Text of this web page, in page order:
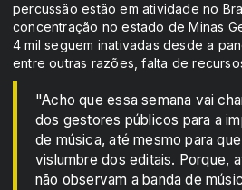
percussão estão em atividade no
concentração no estado de Minas
4 mil seguem inativadas desde a
entre outras razões, falta de
"Acho que essa semana vai
dos gestores públicos para a
de música, até mesmo para
vislumbre dos editais. Porque,
não observam a banda de